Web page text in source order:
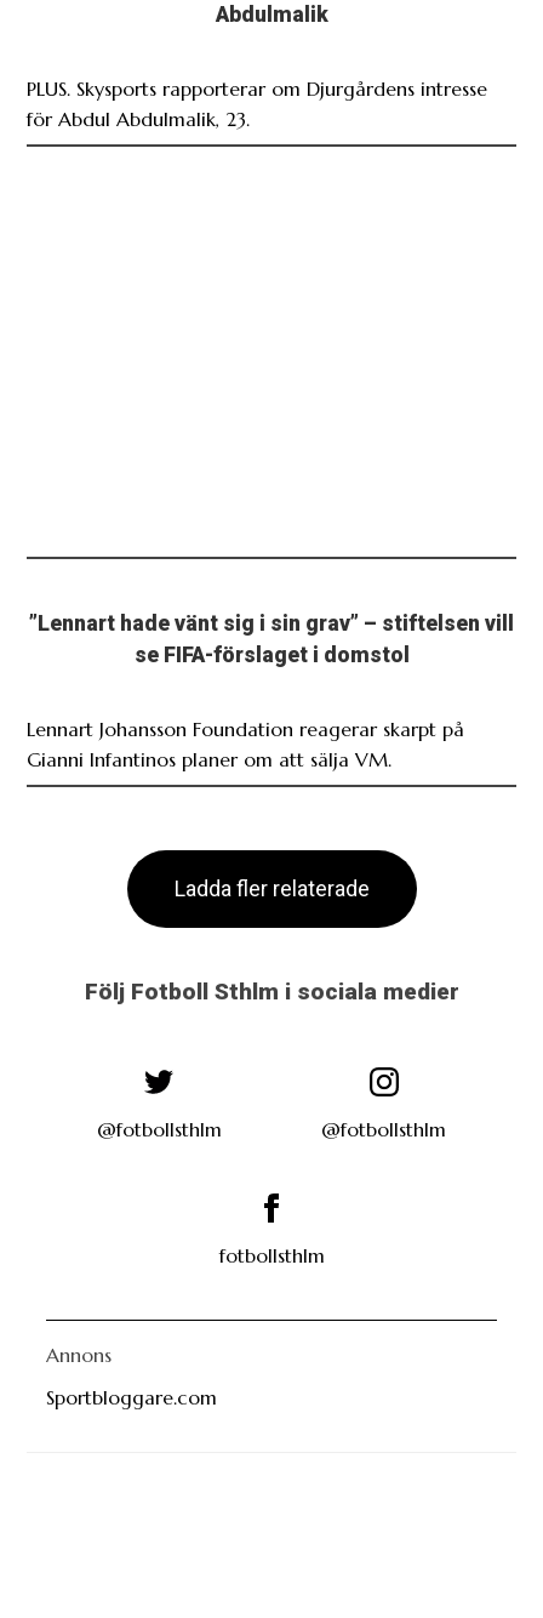
Abdulmalik
PLUS. Skysports rapporterar om Djurgårdens intresse
för Abdul Abdulmalik, 23.
”Lennart hade vänt sig i sin grav” – stiftelsen vill
se FIFA-förslaget i domstol
Lennart Johansson Foundation reagerar skarpt på
Gianni Infantinos planer om att sälja VM.
Ladda fler relaterade
Följ Fotboll Sthlm i sociala medier
@fotbollsthlm @fotbollsthlm
fotbollsthlm
Annons
Sportbloggare.com